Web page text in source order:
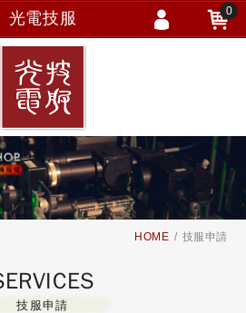
HOME 技服申請
技服申請
光電技服 0
會員註冊
忘記密碼
訂單查詢
追蹤清單